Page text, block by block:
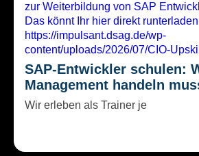
zur Weiterbildung von SAP
Das könnt Ihr hier direkt
https://impulsant.dsag.de/wp-
content/uploads/2026/07/CIO-
SAP-Entwickler schulen:
Management handeln
Wir erleben als Trainer je